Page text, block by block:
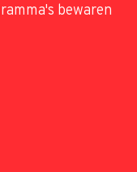
bewaren